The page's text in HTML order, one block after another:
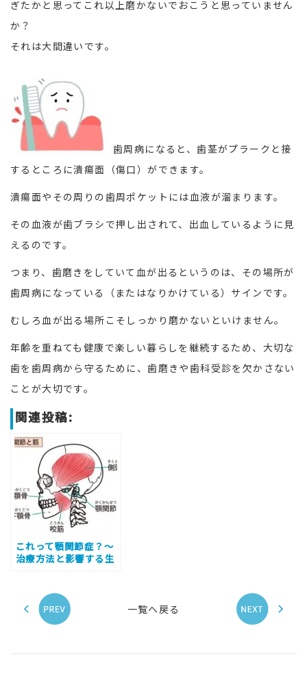
ぎたかと思ってこれ以上磨かないでおこうと思っていません
か？
それは大間違いです。
歯周病になると、歯茎がプラークと接
するところに潰瘍面（傷口）ができます。
潰瘍面やその周りの歯周ポケットには血液が溜まります。
その血液が歯ブラシで押し出されて、出血しているように見
えるのです。
つまり、歯磨きをしていて血が出るというのは、その場所が
歯周病になっている（またはなりかけている）サインです。
むしろ血が出る場所こそしっかり磨かないといけません。
年齢を重ねても健康で楽しい暮らしを継続するため、大切な
歯を歯周病から守るために、歯磨きや歯科受診を欠かさない
ことが大切です。
関連投稿:
これって顎関節症？～
治療方法と影響する生
一覧へ戻る